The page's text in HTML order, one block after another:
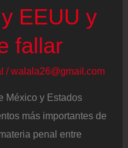
EEUU y
fallar
/walala26@gmail.com
México y Estados
más importantes de
penal entre